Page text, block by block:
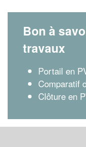
Bon à
travaux
Portail en
Comparatif
Clôture en